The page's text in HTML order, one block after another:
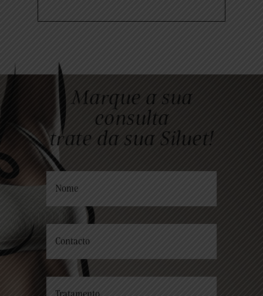
Marque a sua
consulta
trate da sua Siluet!